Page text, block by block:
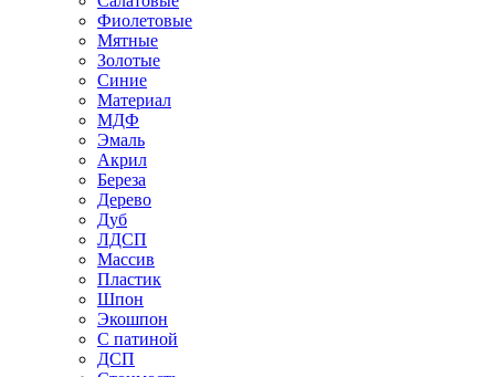
Фиолетовые
Мятные
Золотые
Синие
Материал
МДФ
Эмаль
Акрил
Береза
Дерево
Дуб
ЛДСП
Массив
Пластик
Шпон
Экошпон
С патиной
ДСП